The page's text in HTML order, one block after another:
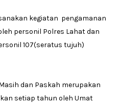
kegiatan pengamanan
personil Polres Lahat dan
107(seratus tujuh)
dan Paskah merupakan
setiap tahun oleh Umat